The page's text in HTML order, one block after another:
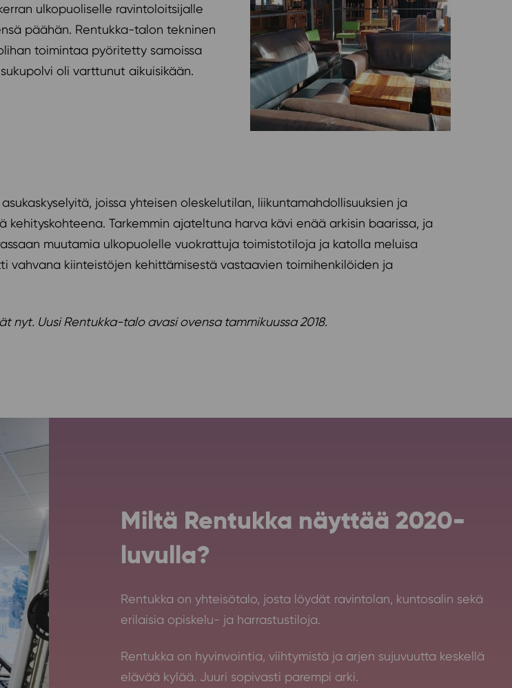
ulkopuoliselle ravintoloitsijalle
päähän. Rentukka-talon tekninen
toimintaa pyöritetty samoissa
oli varttunut aikuisikään.
joissa yhteisen oleskelutilan, liikuntamahdollisuuksien ja
Tarkemmin ajateltuna harva kävi enää arkisin baarissa, ja
muutamia ulkopuolelle vuokrattuja toimistotiloja ja katolla meluisa
vahvana kiinteistöjen kehittämisestä vastaavien toimihenkilöiden ja
nyt. Uusi Rentukka-talo avasi ovensa tammikuussa 2018.
Miltä Rentukka näyttää 2020-
luvulla?
Rentukka on yhteisötalo, josta löydät ravintolan, kuntosalin sekä
erilaisia opiskelu- ja harrastustiloja.
Rentukka on hyvinvointia, viihtymistä ja arjen sujuvuutta keskellä
elävää kylää. Juuri sopivasti parempi arki.